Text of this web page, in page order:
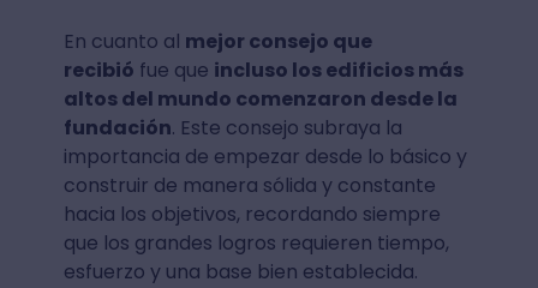
En cuanto al mejor consejo que
recibió fue que incluso los edificios más
altos del mundo comenzaron desde la
fundación. Este consejo subraya la
importancia de empezar desde lo básico y
construir de manera sólida y constante
hacia los objetivos, recordando siempre
que los grandes logros requieren tiempo,
esfuerzo y una base bien establecida.